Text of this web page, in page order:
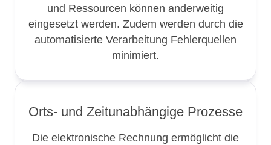
und Ressourcen können anderweitig
eingesetzt werden. Zudem werden durch die
automatisierte Verarbeitung Fehlerquellen
minimiert.
Orts- und Zeitunabhängige Prozesse
Die elektronische Rechnung ermöglicht die